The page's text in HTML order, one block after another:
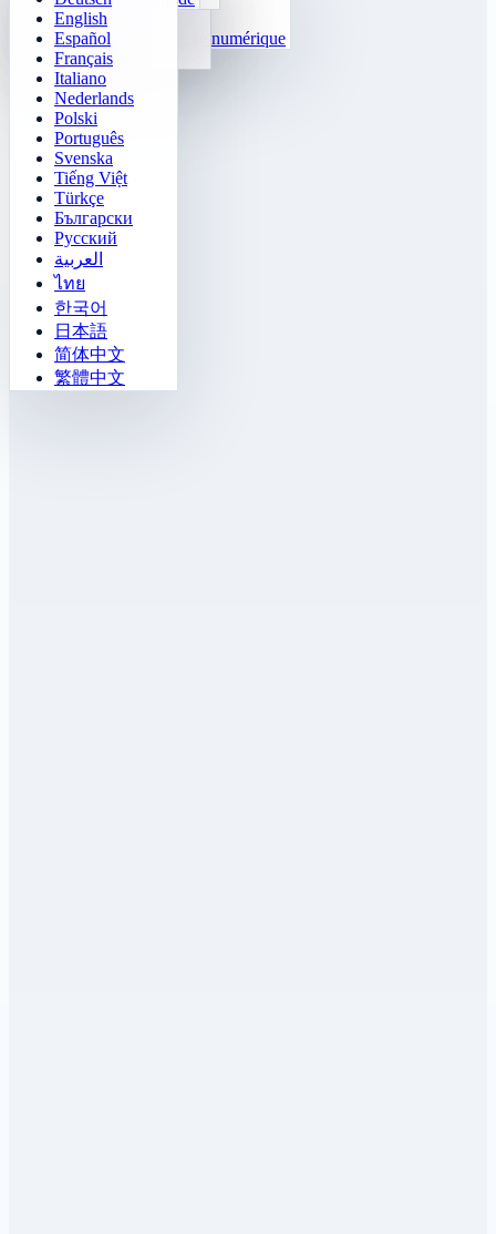
Fonctions
Compléter la suite numérique
Tetris
Démineur
Gomoku
English
Español
Français
Italiano
Nederlands
Polski
Português
Svenska
Tiếng Việt
Türkçe
Български
Русский
العربية
ไทย
한국어
日本語
简体中文
繁體中文